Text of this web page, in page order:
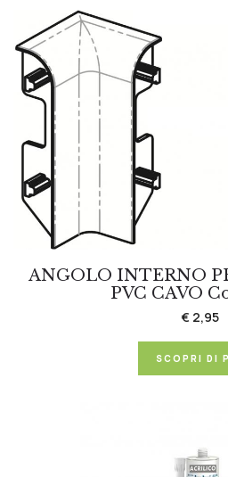
ANGOLO INTERNO
PVC CAVO
€ 2,95
SCOPRI DI